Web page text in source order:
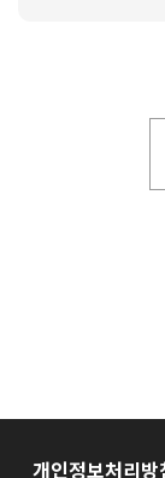
개인정보처리방